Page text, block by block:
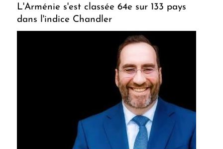
L'Arménie s'est classée 64e sur 133 pays
dans l'indice Chandler